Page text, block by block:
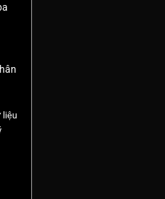
liệu